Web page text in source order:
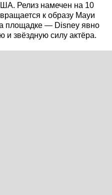
Релиз намечен на 10
к образу Мауи
площадке — Disney явно
и звёздную силу актёра.